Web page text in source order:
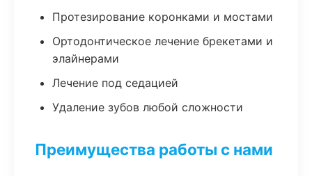
Протезирование коронками и мостами
Ортодонтическое лечение брекетами и
элайнерами
Лечение под седацией
Удаление зубов любой сложности
Преимущества работы с нами